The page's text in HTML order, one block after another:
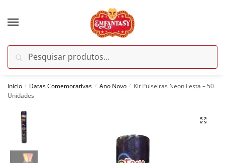
por:
Pesquisar
Início / Datas Comemorativas / Ano Novo / Kit Pulseiras Neon Festa – 50
Unidades